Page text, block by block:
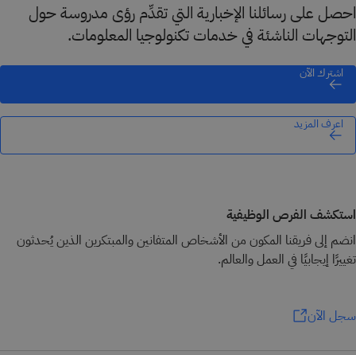
احصل على رسائلنا الإخبارية التي تقدِّم رؤى مدروسة حول
التوجهات الناشئة في خدمات تكنولوجيا المعلومات.
اشترك الآن
اعرف المزيد
استكشف الفرص الوظيفية
انضم إلى فريقنا المكون من الأشخاص المتفانين والمبتكرين الذين يُحدثون
تغييرًا إيجابيًا في العمل والعالم.
سجل الآن